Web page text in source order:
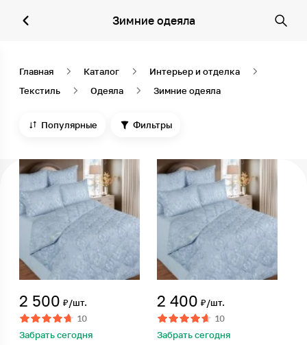
Зимние одеяла
Главная Каталог
Интерьер и отделка
Текстиль
Одеяла Зимние одеяла
Популярные Фильтры
2 500 ₽/шт.
10
Забрать сегодня
2 400 ₽/шт.
10
Забрать сегодня